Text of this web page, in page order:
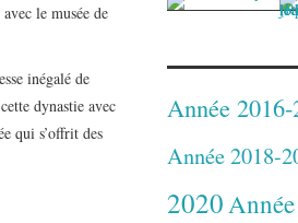
le musée de
inégalé de
dynastie avec
qui s’offrit des
Année 2016-
Année 2018-
2020